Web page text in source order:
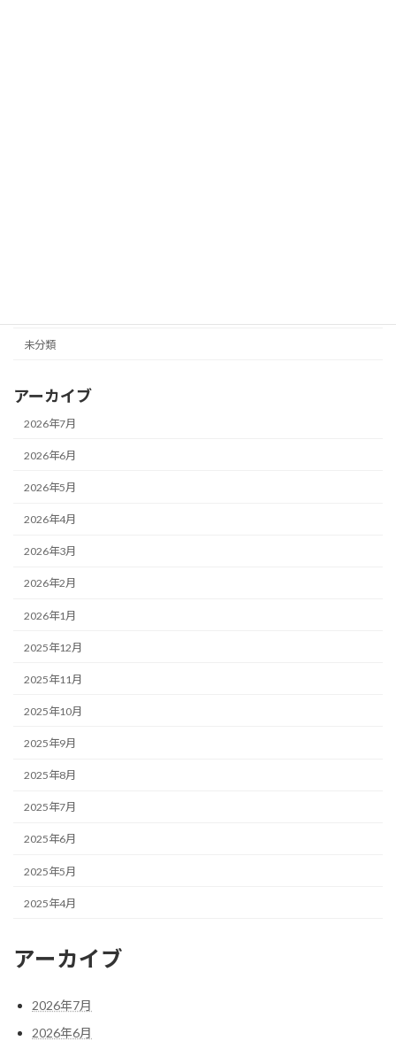
未分類
アーカイブ
2026年7月
2026年6月
2026年5月
2026年4月
2026年3月
2026年2月
2026年1月
2025年12月
2025年11月
2025年10月
2025年9月
2025年8月
2025年7月
2025年6月
2025年5月
2025年4月
アーカイブ
2026年7月
2026年6月